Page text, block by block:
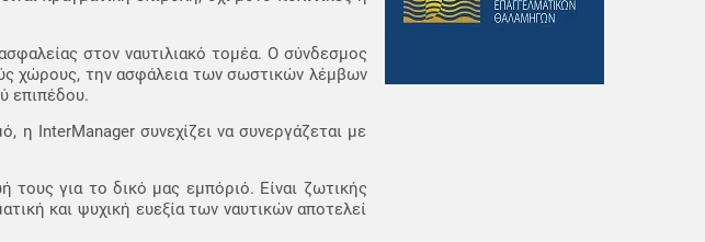
στον ναυτιλιακό τομέα. Ο σύνδεσμος
χώρους, την ασφάλεια των σωστικών λέμβων
επιπέδου.
InterManager συνεχίζει να συνεργάζεται με
για το δικό μας εμπόριό. Είναι ζωτικής
και ψυχική ευεξία των ναυτικών αποτελεί